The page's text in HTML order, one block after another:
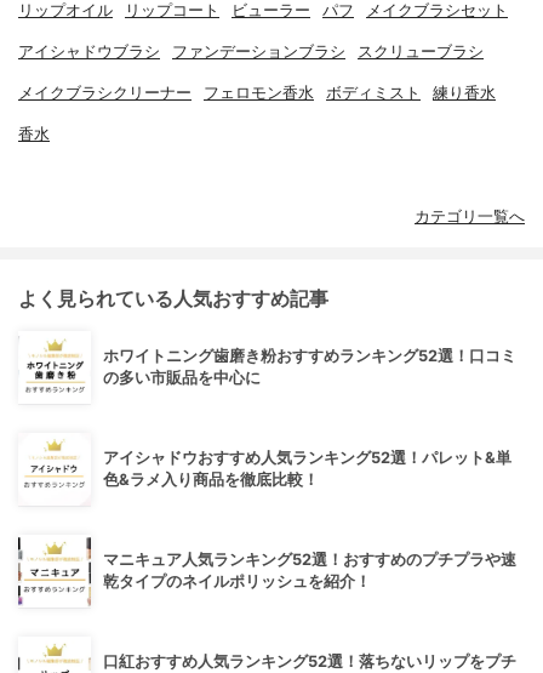
リップオイル リップコート ビューラー パフ メイクブラシセット
アイシャドウブラシ ファンデーションブラシ スクリューブラシ
メイクブラシクリーナー フェロモン香水 ボディミスト 練り香水
香水
カテゴリ一覧へ
よく見られている人気おすすめ記事
ホワイトニング歯磨き粉おすすめランキング52選！口コミ
の多い市販品を中心に
アイシャドウおすすめ人気ランキング52選！パレット&単
色&ラメ入り商品を徹底比較！
マニキュア人気ランキング52選！おすすめのプチプラや速
乾タイプのネイルポリッシュを紹介！
口紅おすすめ人気ランキング52選！落ちないリップをプチ